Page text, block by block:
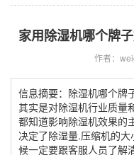
家用除湿机哪个牌
作者：
信息摘要：除湿机哪个牌
其实是对除湿机行业质量
都知道影响除湿机效果的
决定了除湿量.压缩机的
候一定要跟客服人员了解